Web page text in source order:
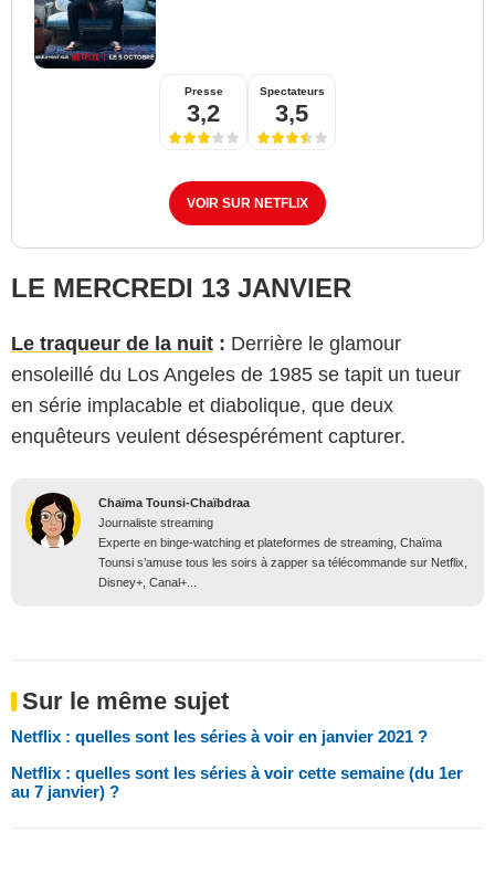
Presse
3,2
Spectateurs
3,5
VOIR SUR NETFLIX
LE MERCREDI 13 JANVIER
Le traqueur de la nuit : Derrière le glamour
ensoleillé du Los Angeles de 1985 se tapit un tueur
en série implacable et diabolique, que deux
enquêteurs veulent désespérément capturer.
Chaïma Tounsi-Chaïbdraa
Journaliste streaming
Experte en binge-watching et plateformes de streaming, Chaïma
Tounsi s’amuse tous les soirs à zapper sa télécommande sur Netflix,
Disney+, Canal+...
Sur le même sujet
Netflix : quelles sont les séries à voir en janvier 2021 ?
Netflix : quelles sont les séries à voir cette semaine (du 1er
au 7 janvier) ?